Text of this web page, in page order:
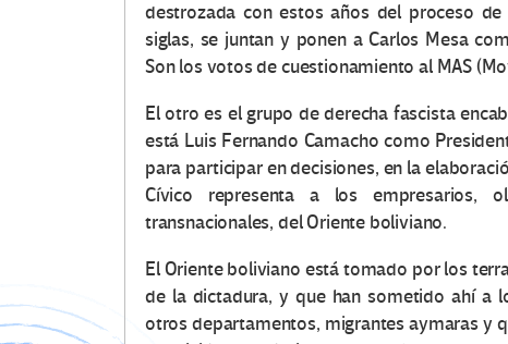
destrozada con estos años del proceso
siglas, se juntan y ponen a Carlos Mesa
Son los votos de cuestionamiento al MAS
El otro es el grupo de derecha fascista
está Luis Fernando Camacho como
para participar en decisiones, en la
Cívico representa a los empresarios,
transnacionales, del Oriente boliviano.
El Oriente boliviano está tomado por los
de la dictadura, y que han sometido ahí a
otros departamentos, migrantes aymaras y